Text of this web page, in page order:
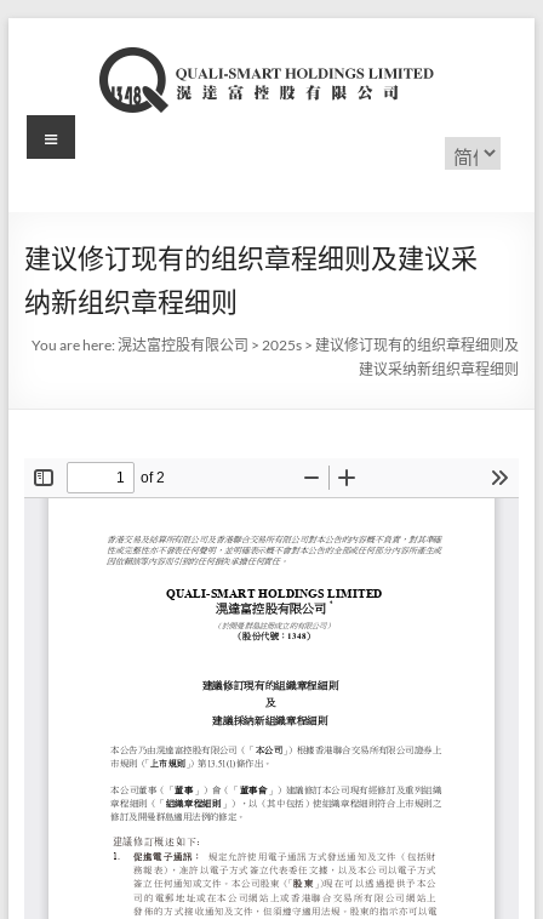
滉
富
控
股
公
选
择
Menu
建议修订现有的组织章程细则及建议采
纳新组织章程细则
You are here:滉达富控股有限公司 >2025s >建议修订现有的组织章程细则及
建议采纳新组织章程细则